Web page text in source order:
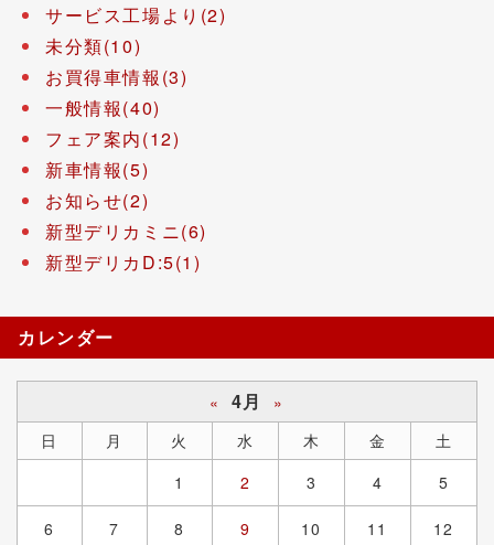
サービス工場より(2)
未分類(10)
お買得車情報(3)
一般情報(40)
フェア案内(12)
新車情報(5)
お知らせ(2)
新型デリカミニ(6)
新型デリカD:5(1)
カレンダー
« 4月
»
日
月 火 水 木 金
土
1
2 3 4 5
6 7 8 9 10 11 12